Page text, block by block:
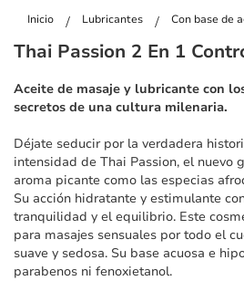
Inicio Lubricantes Con base de
final
la
de
imágenes
de
galería
de
Thai Passion 2 En 1
Aceite de masaje y lubricante con
secretos de una cultura milenaria.
Déjate seducir por la verdadera
intensidad de Thai Passion, el nuevo
aroma picante como las especias
Su acción hidratante y estimulante
tranquilidad y el equilibrio. Este
para masajes sensuales por todo el
suave y sedosa. Su base acuosa e
parabenos ni fenoxietanol.